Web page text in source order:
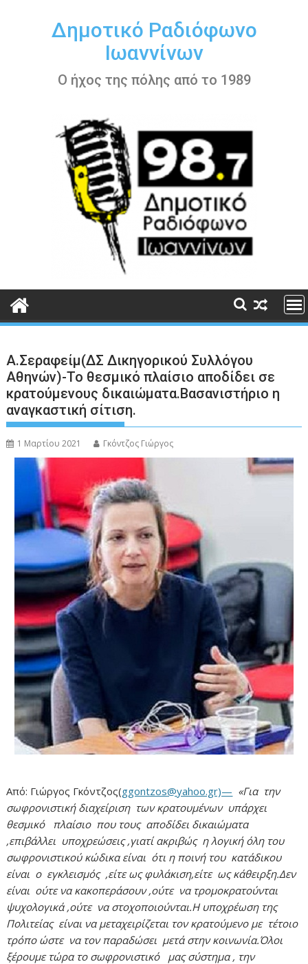
περιεχόμενοΔημοτικό Ραδιόφωνο
Ιωαννίνων
Ο ήχος της πόλης από το 1989
Α.Σεραφείμ(ΔΣ Δικηγορικού Συλλόγου
Αθηνών)-Το θεσμικό πλαίσιο αποδίδει σε
κρατούμενους δικαιώματα.Βασανιστήριο η
αναγκαστική σίτιση.
1 Μαρτίου 2021 Γκόντζος Γιώργος
Από: Γιώργος Γκόντζος(ggontzos@yahoo.gr)— «Για την
σωφρονιστική διαχείριση των κρατουμένων υπάρχει
θεσμικό πλαίσιο που τους αποδίδει δικαιώματα
,επιβάλλει υποχρεώσεις ,γιατί ακριβώς η λογική όλη του
σωφρονιστικού κώδικα είναι ότι η ποινή του κατάδικου
είναι ο εγκλεισμός ,είτε ως φυλάκιση,είτε ως κάθειρξη.Δεν
είναι ούτε να κακοπεράσουν ,ούτε να τρομοκρατούνται
ψυχολογικά ,ούτε να στοχοποιούνται.Η υποχρέωση της
Πολιτείας είναι να μεταχειρίζεται τον κρατούμενο με τέτοιο
τρόπο ώστε να τον παραδώσει μετά στην κοινωνία.Όλοι
ξέρουμε τώρα το σωφρονιστικό μας σύστημα , την